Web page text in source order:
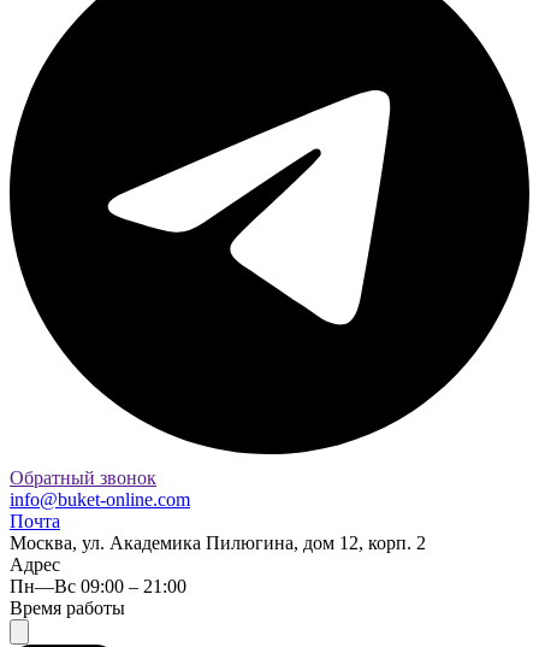
Обратный звонок
info@buket-online.com
Почта
Москва, ул. Академика Пилюгина, дом 12, корп. 2
Адрес
Пн—Вс 09:00 – 21:00
Время работы